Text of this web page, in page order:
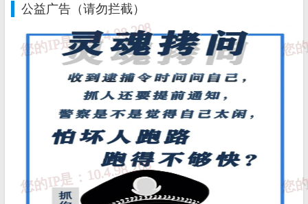
山东佳城建设工程有限公司
环保工程专业承
山东诺城建设工程有限公司 防水防腐保温工
山东儒诚建筑装饰工程有限公司
山东拓辉建筑工程有限公司
20 山东祥政工程机械有限公司 起重设备安装工
公益广告（请勿拦截）